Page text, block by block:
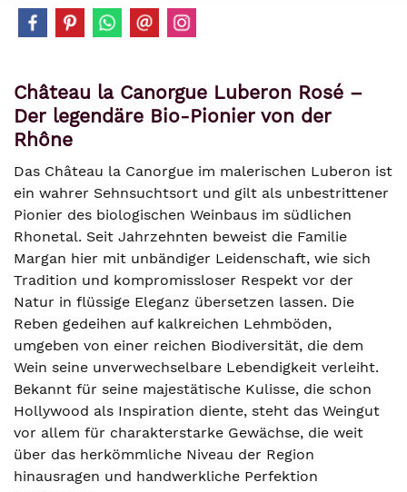
Château la Canorgue Luberon Rosé –
Der legendäre Bio-Pionier von der
Rhône
Das Château la Canorgue im malerischen Luberon ist
ein wahrer Sehnsuchtsort und gilt als unbestrittener
Pionier des biologischen Weinbaus im südlichen
Rhonetal. Seit Jahrzehnten beweist die Familie
Margan hier mit unbändiger Leidenschaft, wie sich
Tradition und kompromissloser Respekt vor der
Natur in flüssige Eleganz übersetzen lassen. Die
Reben gedeihen auf kalkreichen Lehmböden,
umgeben von einer reichen Biodiversität, die dem
Wein seine unverwechselbare Lebendigkeit verleiht.
Bekannt für seine majestätische Kulisse, die schon
Hollywood als Inspiration diente, steht das Weingut
vor allem für charakterstarke Gewächse, die weit
über das herkömmliche Niveau der Region
hinausragen und handwerkliche Perfektion